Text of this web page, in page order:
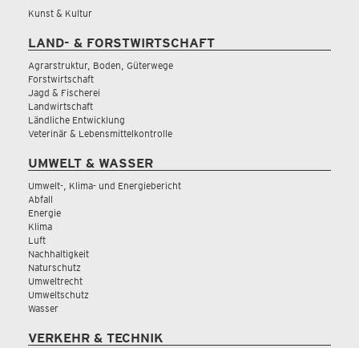
Kunst & Kultur
LAND- & FORSTWIRTSCHAFT
Agrarstruktur, Boden, Güterwege
Forstwirtschaft
Jagd & Fischerei
Landwirtschaft
Ländliche Entwicklung
Veterinär & Lebensmittelkontrolle
UMWELT & WASSER
Umwelt-, Klima- und Energiebericht
Abfall
Energie
Klima
Luft
Nachhaltigkeit
Naturschutz
Umweltrecht
Umweltschutz
Wasser
VERKEHR & TECHNIK